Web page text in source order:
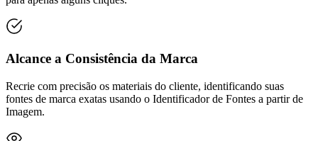
Alcance a Consistência da Marca
Recrie com precisão os materiais do cliente, identificando suas
fontes de marca exatas usando o Identificador de Fontes a partir de
Imagem.